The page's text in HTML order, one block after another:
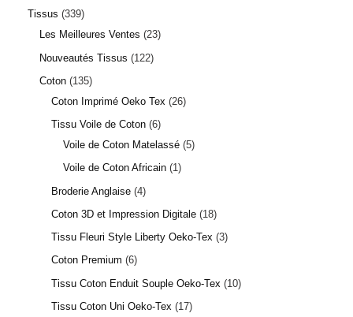
7 avis
Tissus 339
Les Meilleures Ventes 23
Nouveautés Tissus
122
Coton 135
Coton Imprimé Oeko Tex
26
Tissu Voile de Coton 6
Voile de Coton Matelassé 5
Voile de Coton Africain 1
Broderie Anglaise 4
Coton 3D et Impression Digitale 18
Tissu Fleuri Style Liberty Oeko-Tex 3
Coton Premium 6
Tissu Coton Enduit Souple Oeko-Tex
10
Tissu Coton Uni Oeko-Tex
17